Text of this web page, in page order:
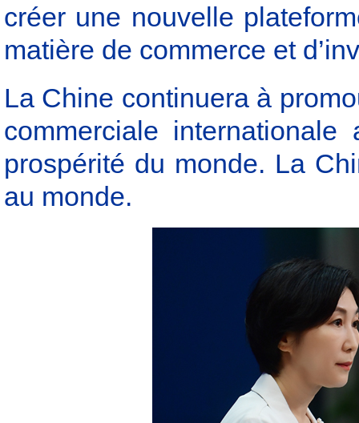
créer une nouvelle
matière de commerce et
La Chine continuera à
commerciale
prospérité du monde. La
au monde.